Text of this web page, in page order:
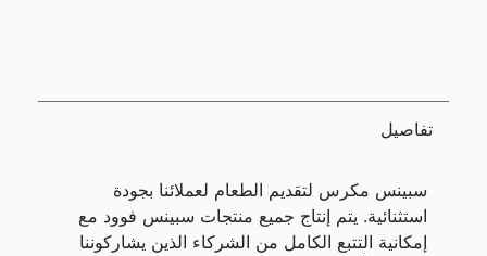
تفاصيل
سبينس مكرس لتقديم الطعام لعملائنا بجودة
استثنائية. يتم إنتاج جميع منتجات سبينس فوود مع
إمكانية التتبع الكامل من الشركاء الذين يشاركوننا